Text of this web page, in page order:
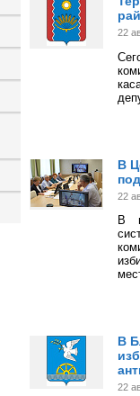
22
В
22
В
В
22